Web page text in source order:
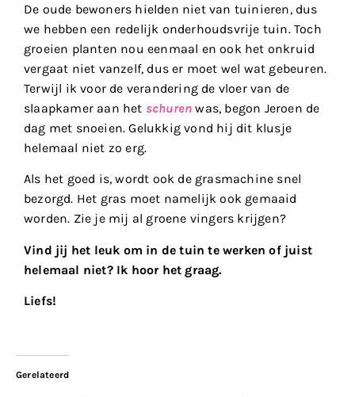
De oude bewoners hielden niet van tuinieren, dus
we hebben een redelijk onderhoudsvrije tuin. Toch
groeien planten nou eenmaal en ook het onkruid
vergaat niet vanzelf, dus er moet wel wat gebeuren.
Terwijl ik voor de verandering de vloer van de
slaapkamer aan het schuren was, begon Jeroen de
dag met snoeien. Gelukkig vond hij dit klusje
helemaal niet zo erg.
Als het goed is, wordt ook de grasmachine snel
bezorgd. Het gras moet namelijk ook gemaaid
worden. Zie je mij al groene vingers krijgen?
Vind jij het leuk om in de tuin te werken of juist
helemaal niet? Ik hoor het graag.
Liefs!
Gerelateerd